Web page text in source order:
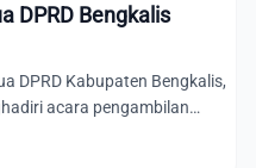
DPRD Bengkalis
DPRD Kabupaten Bengkalis,
acara pengambilan